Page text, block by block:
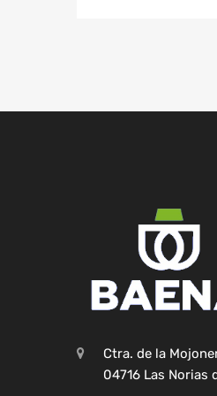
Ctra. de la
04716 Las Norias